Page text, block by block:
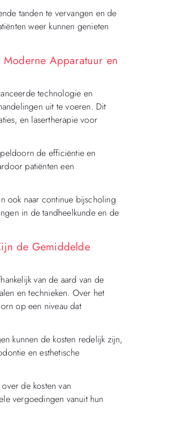
tanden te vervangen en de
weer kunnen genieten
Apparatuur en
technologie en
uit te voeren. Dit
en lasertherapie voor
de efficiëntie en
patiënten een
ook naar continue bijscholing
in de tandheelkunde en de
de Gemiddelde
van de aard van de
en technieken. Over het
op een niveau dat
kunnen de kosten redelijk zijn,
en esthetische
de kosten van
vergoedingen vanuit hun